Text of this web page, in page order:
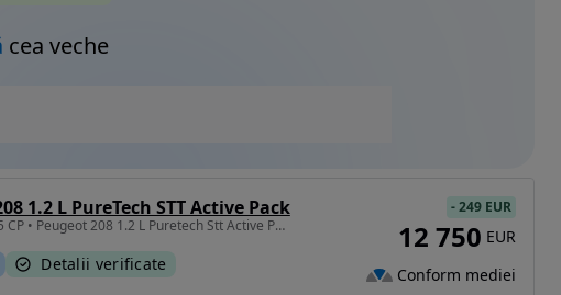
cea veche
1.2 L PureTech STT Active Pack
1199 cm3 • 75 CP • Peugeot 208 1.2 L Puretech Stt Active Pack 2024
Detalii verificate
-249 EUR
12 750 EUR
Conform mediei